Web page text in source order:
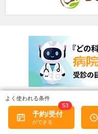
予約/受付
53